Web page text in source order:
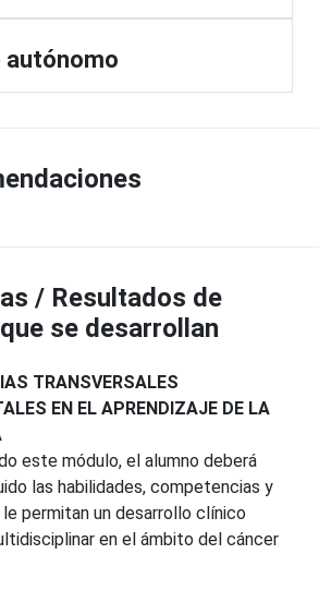
autónomo
/ Resultados de
se desarrollan
TRANSVERSALES
EN EL APRENDIZAJE DE LA
este módulo, el alumno deberá
las habilidades, competencias y
permitan un desarrollo clínico
en el ámbito del cáncer